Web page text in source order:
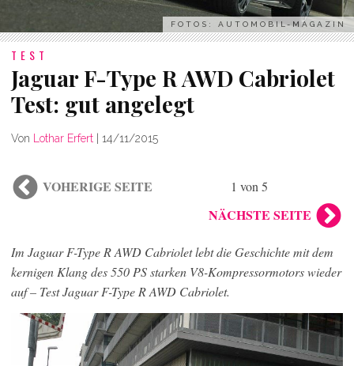
FOTOS: AUTOMOBIL-MAGAZIN
TEST
Jaguar F-Type R AWD Cabriolet
Test: gut angelegt
Von Lothar Erfert | 14/11/2015
VOHERIGE SEITE 1 von 5
NÄCHSTE SEITE
Im Jaguar F-Type R AWD Cabriolet lebt die Geschichte mit dem
kernigen Klang des 550 PS starken V8-Kompressormotors wieder
auf – Test Jaguar F-Type R AWD Cabriolet.